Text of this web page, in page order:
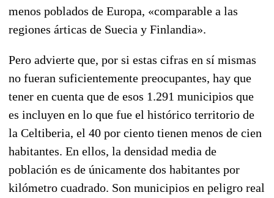
menos poblados de Europa, «comparable a las
regiones árticas de Suecia y Finlandia».
Pero advierte que, por si estas cifras en sí mismas
no fueran suficientemente preocupantes, hay que
tener en cuenta que de esos 1.291 municipios que
es incluyen en lo que fue el histórico territorio de
la Celtiberia, el 40 por ciento tienen menos de cien
habitantes. En ellos, la densidad media de
población es de únicamente dos habitantes por
kilómetro cuadrado. Son municipios en peligro real